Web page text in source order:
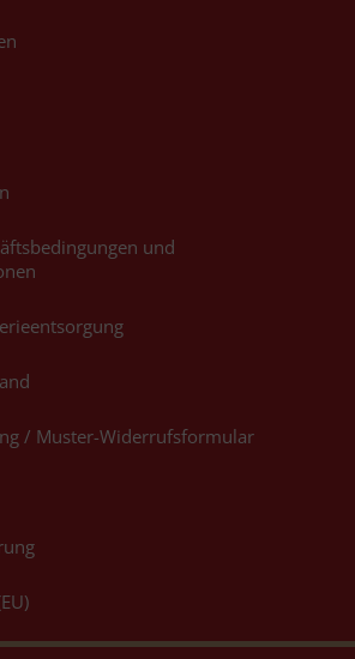
und
/ Muster-Widerrufsformular